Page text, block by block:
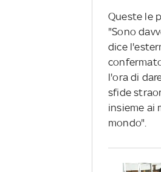
Queste le
"Sono
dice
l'ora di
sfide
insieme ai
mondo".